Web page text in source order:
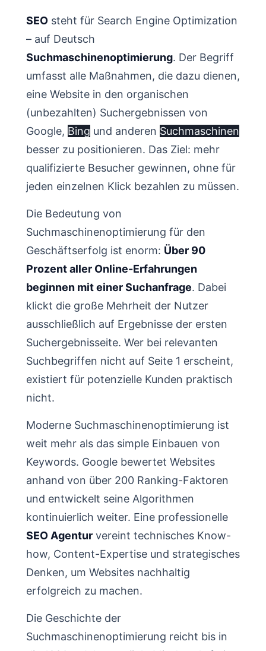
SEO steht für Search Engine Optimization
– auf Deutsch
Suchmaschinenoptimierung. Der Begriff
umfasst alle Maßnahmen, die dazu dienen,
eine Website in den organischen
(unbezahlten) Suchergebnissen von
Google, Bing und anderen Suchmaschinen
besser zu positionieren. Das Ziel: mehr
qualifizierte Besucher gewinnen, ohne für
jeden einzelnen Klick bezahlen zu müssen.
Die Bedeutung von
Suchmaschinenoptimierung für den
Geschäftserfolg ist enorm: Über 90
Prozent aller Online-Erfahrungen
beginnen mit einer Suchanfrage. Dabei
klickt die große Mehrheit der Nutzer
ausschließlich auf Ergebnisse der ersten
Suchergebnisseite. Wer bei relevanten
Suchbegriffen nicht auf Seite 1 erscheint,
existiert für potenzielle Kunden praktisch
nicht.
Moderne Suchmaschinenoptimierung ist
weit mehr als das simple Einbauen von
Keywords. Google bewertet Websites
anhand von über 200 Ranking-Faktoren
und entwickelt seine Algorithmen
kontinuierlich weiter. Eine professionelle
SEO Agentur vereint technisches Know-
how, Content-Expertise und strategisches
Denken, um Websites nachhaltig
erfolgreich zu machen.
Die Geschichte der
Suchmaschinenoptimierung reicht bis in